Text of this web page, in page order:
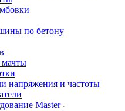
по бетону
мачты
напряжения и частоты
Master